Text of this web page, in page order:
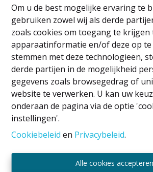
Om u de best mogelijke ervaring te
gebruiken zowel wij als derde
zoals cookies om toegang te
apparaatinformatie en/of deze op te
stemmen met deze technologieën,
derde partijen in de mogelijkheid
gegevens zoals browsegedrag of
website te verwerken. U kan uw
onderaan de pagina via de optie
instellingen'.
Cookiebeleid en Privacybeleid.
Alle cookies accepteren
Wettelijke
IPI-houder: David
Vastgoedmakelaar en
Erkend door het BIV onder
Luxemburgstraat 16B, 1000
Onderworpen aan de
overeenkomstig het koninklijk